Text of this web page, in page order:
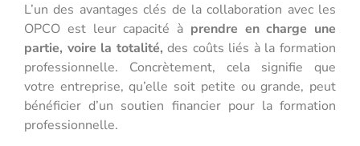
L’un des avantages clés de la collaboration avec les
OPCO est leur capacité à prendre en charge une
partie, voire la totalité, des coûts liés à la formation
professionnelle. Concrètement, cela signifie que
votre entreprise, qu’elle soit petite ou grande, peut
bénéficier d’un soutien financier pour la formation
professionnelle.